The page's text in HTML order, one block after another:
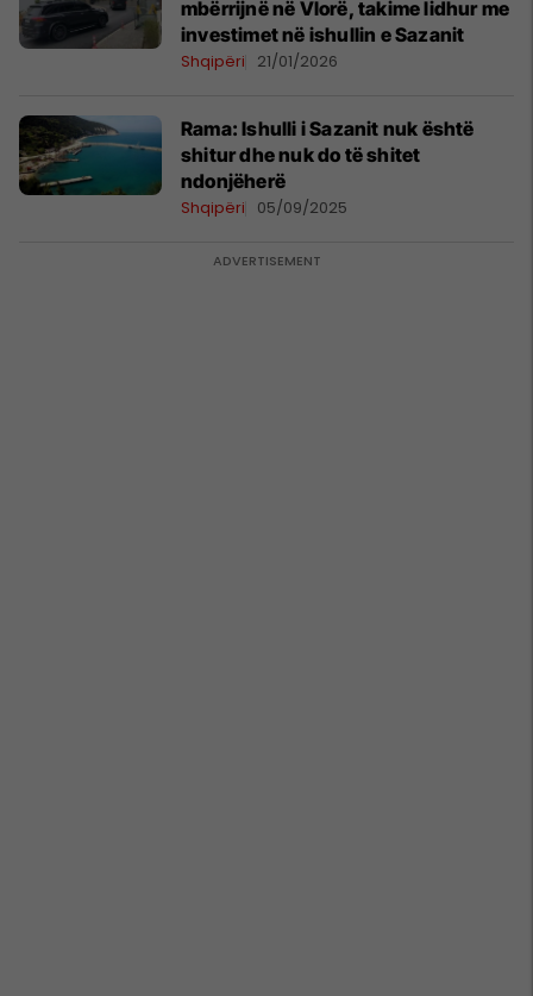
mbërrijnë në Vlorë, takime lidhur me
investimet në ishullin e Sazanit
Shqipëri 21/01/2026
Rama: Ishulli i Sazanit nuk është
shitur dhe nuk do të shitet
ndonjëherë
Shqipëri 05/09/2025